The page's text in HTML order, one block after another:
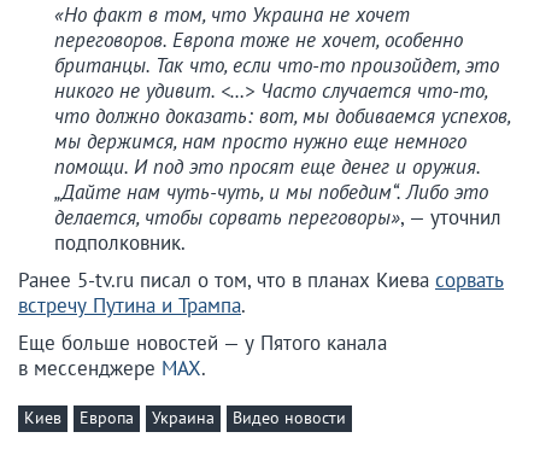
«Но факт в том, что Украина не хочет
переговоров. Европа тоже не хочет, особенно
британцы. Так что, если что-то произойдет, это
никого не удивит. <…> Часто случается что-то,
что должно доказать: вот, мы добиваемся успехов,
мы держимся, нам просто нужно еще немного
помощи. И под это просят еще денег и оружия.
„Дайте нам чуть-чуть, и мы победим“. Либо это
делается, чтобы сорвать переговоры», — уточнил
подполковник.
Ранее 5-tv.ru писал о том, что в планах Киева сорвать
встречу Путина и Трампа.
Еще больше новостей — у Пятого канала
в мессенджере MAX.
Киев Европа Украина Видео новости